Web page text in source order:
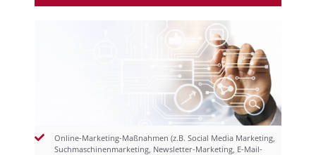
Online-Marketing-Maßnahmen (z.B. Social Media Marketing,
Suchmaschinenmarketing, Newsletter-Marketing, E-Mail-